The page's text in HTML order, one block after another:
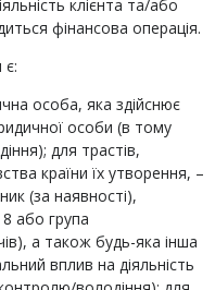
клієнта та/або
фінансова операція.
є:
особа, яка здійснює
особи (в тому
для трастів,
країни їх утворення, –
(за наявності),
або група
а також будь-яка інша
вплив на діяльність